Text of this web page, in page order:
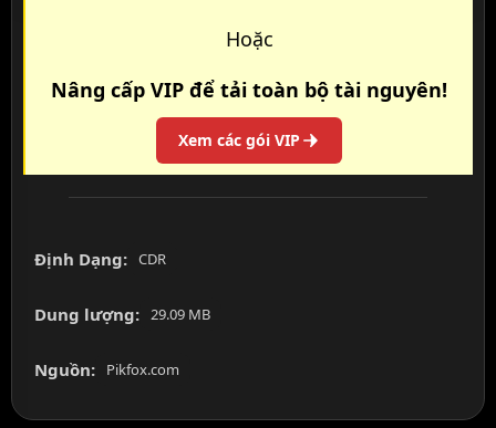
Hoặc
Nâng cấp VIP để tải toàn bộ tài nguyên!
Xem các gói VIP
Định Dạng: CDR
Dung lượng: 29.09 MB
Nguồn: Pikfox.com